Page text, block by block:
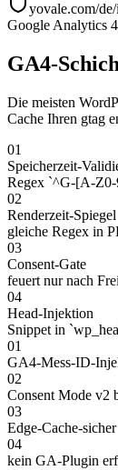
yovale.com/
Google Analytics 4
GA4-
Die meisten
Cache Ihren gtag
01
Speicherzeit-
Regex `^G-[A-Z0-
02
Renderzeit-Spiegel
gleiche Regex in
03
Consent-Gate
feuert nur nach
04
Head-Injektion
Snippet in
01
GA4-Mess-ID-
02
Consent Mode v2
03
Edge-Cache-sicher
04
kein GA-Plugin